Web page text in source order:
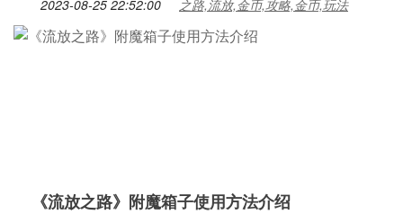
2023-08-25 22:52:00 之路,流放,金币,攻略,金币,玩法
《流放之路》附魔箱子使用方法介绍